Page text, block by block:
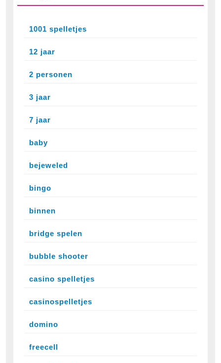
1001 spelletjes
12 jaar
2 personen
3 jaar
7 jaar
baby
bejeweled
bingo
binnen
bridge spelen
bubble shooter
casino spelletjes
casinospelletjes
domino
freecell